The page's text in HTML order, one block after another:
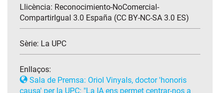
Llicència: Reconocimiento-NoComercial-
CompartirIgual 3.0 España (CC BY-NC-SA 3.0 ES)
Sèrie: La UPC
Enllaços:
Sala de Premsa: Oriol Vinyals, doctor 'honoris
causa' per la UPC: "La IA ens permet centrar-nos a